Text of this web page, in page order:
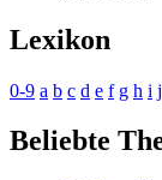
Lexikon
0-9 a b c d e f g h i j
Beliebte